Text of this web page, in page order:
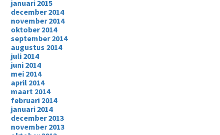
januari 2015
december 2014
november 2014
oktober 2014
september 2014
augustus 2014
juli 2014
juni 2014
mei 2014
april 2014
maart 2014
februari 2014
januari 2014
december 2013
november 2013